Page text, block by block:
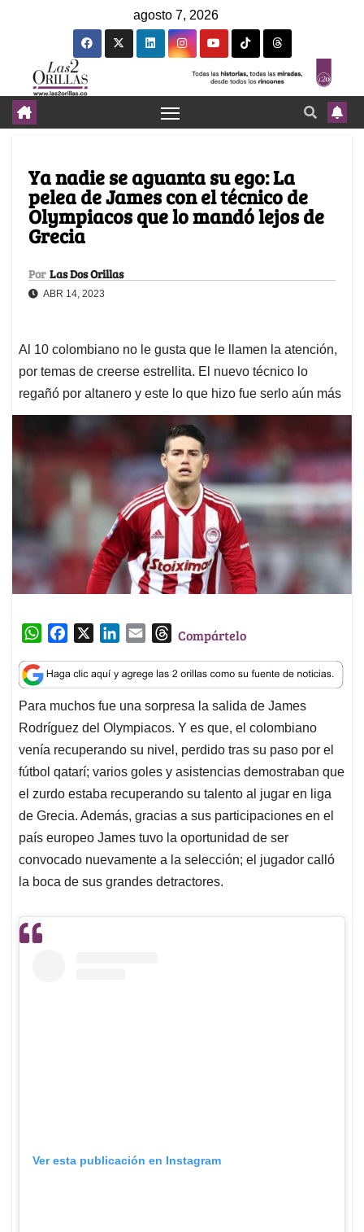
agosto 7, 2026
Ya nadie se aguanta su ego: La
pelea de James con el técnico de
Olympiacos que lo mandó lejos de
Grecia
Por Las Dos Orillas
ABR 14, 2023
Al 10 colombiano no le gusta que le llamen la atención,
por temas de creerse estrellita. El nuevo técnico lo
regañó por altanero y este lo que hizo fue serlo aún más
W
a
t
s
A
p
p
c
e
b
o
o
k
n
k
e
d
I
n
a
i
l
T
r
e
a
d
s
Compártelo
Para muchos fue una sorpresa la salida de James
Rodríguez del Olympiacos. Y es que, el colombiano
venía recuperando su nivel, perdido tras su paso por el
fútbol qatarí; varios goles y asistencias demostraban que
el zurdo estaba recuperando su talento al jugar en liga
de Grecia. Además, gracias a sus participaciones en el
país europeo James tuvo la oportunidad de ser
convocado nuevamente a la selección; el jugador calló
la boca de sus grandes detractores.
Ver esta publicación en Instagram